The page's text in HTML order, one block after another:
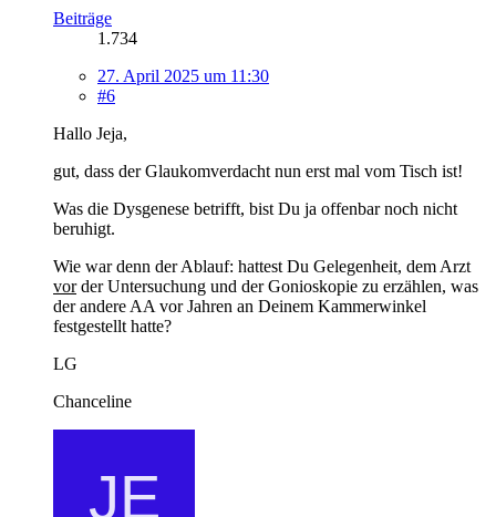
Beiträge
1.734
27. April 2025 um 11:30
#6
Hallo Jeja,
gut, dass der Glaukomverdacht nun erst mal vom Tisch ist!
Was die Dysgenese betrifft, bist Du ja offenbar noch nicht
beruhigt.
Wie war denn der Ablauf: hattest Du Gelegenheit, dem Arzt
vorder Untersuchung und der Gonioskopie zu erzählen, was
der andere AA vor Jahren an Deinem Kammerwinkel
festgestellt hatte?
LG
Chanceline